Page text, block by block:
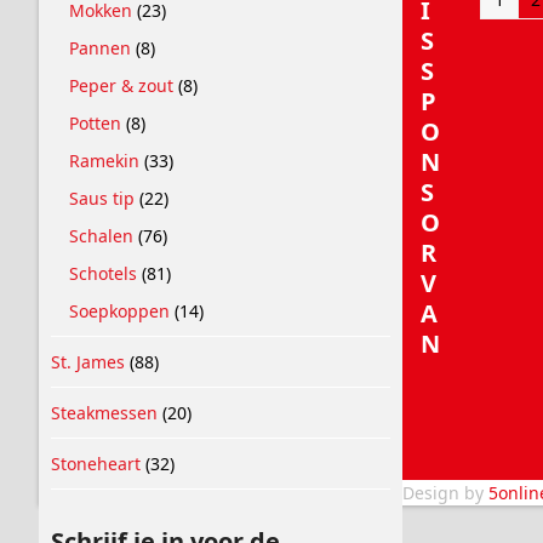
Mokken (23)
Pannen (8)
Peper & zout (8)
Potten (8)
Ramekin (33)
Saus tip (22)
Schalen (76)
Schotels (81)
Soepkoppen (14)
St. James (88)
Steakmessen (20)
Stoneheart (32)
I
S
S
P
O
N
S
O
R
V
A
N
Design by